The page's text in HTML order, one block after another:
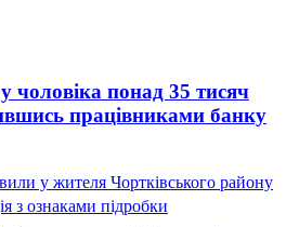
понад 35 тисяч
працівниками банку
у жителя Чортківського району
з ознаками підробки